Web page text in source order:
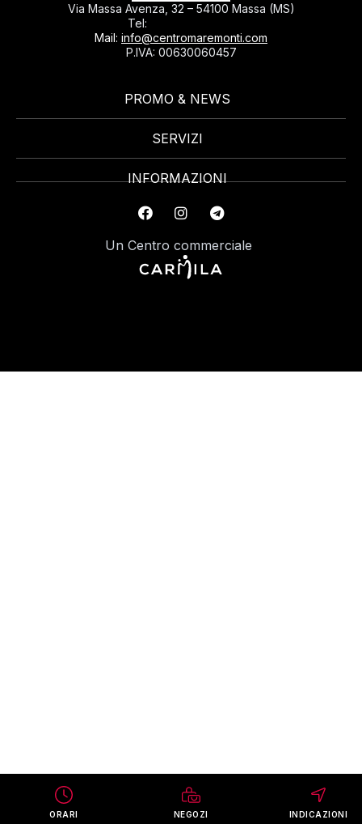
ORARI NEGOZI INDICAZIONI
Via Massa Avenza, 32 – 54100 Massa (MS)
Tel:
Mail: info@centromaremonti.com
P.IVA: 00630060457
PROMO & NEWS
SERVIZI
INFORMAZIONI
Un Centro commerciale